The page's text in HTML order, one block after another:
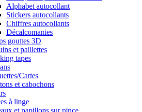
Alphabet autocollant
Stickers autocollants
Chiffres autocollants
Décalcomanies
gouttes 3D
et paillettes
tapes
Cartes
et cabochons
à linge
et papillons sur pince